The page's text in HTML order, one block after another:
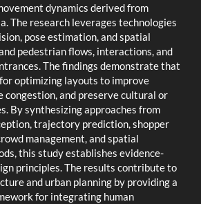
dynamics derived from
The research leverages technologies
pose estimation, and spatial
pedestrian flows, interactions, and
The findings demonstrate that
optimizing layouts to improve
congestion, and preserve cultural or
By synthesizing approaches from
trajectory prediction, shopper
management, and spatial
this study establishes evidence-
principles. The results contribute to
and urban planning by providing a
for integrating human